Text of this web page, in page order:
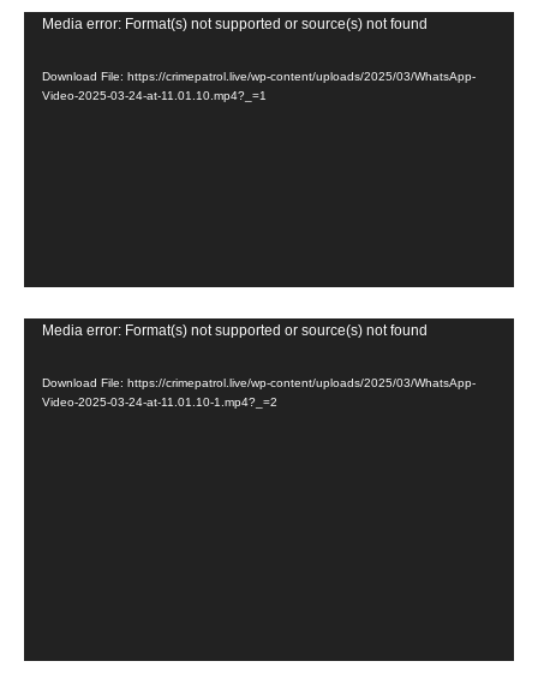
Media error: Format(s) not supported or source(s) not found
Download File: https://crimepatrol.live/wp-content/uploads/2025/03/WhatsApp-
Video-2025-03-24-at-11.01.10.mp4?_=1
Media error: Format(s) not supported or source(s) not found
Download File: https://crimepatrol.live/wp-content/uploads/2025/03/WhatsApp-
Video-2025-03-24-at-11.01.10-1.mp4?_=2